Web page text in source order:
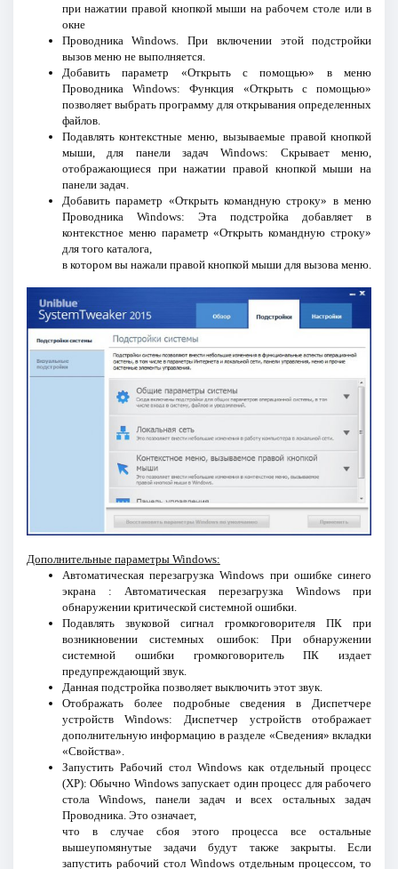
при нажатии правой кнопкой мыши на рабочем столе или в
окне
Проводника Windows. При включении этой подстройки
вызов меню не выполняется.
Добавить параметр «Открыть с помощью» в меню
Проводника Windows: Функция «Открыть с помощью»
позволяет выбрать программу для открывания определенных
файлов.
Подавлять контекстные меню, вызываемые правой кнопкой
мыши, для панели задач Windows: Скрывает меню,
отображающиеся при нажатии правой кнопкой мыши на
панели задач.
Добавить параметр «Открыть командную строку» в меню
Проводника Windows: Эта подстройка добавляет в
контекстное меню параметр «Открыть командную строку»
для того каталога,
в котором вы нажали правой кнопкой мыши для вызова меню.
Дополнительные параметры Windows:
Автоматическая перезагрузка Windows при ошибке синего
экрана : Автоматическая перезагрузка Windows при
обнаружении критической системной ошибки.
Подавлять звуковой сигнал громкоговорителя ПК при
возникновении системных ошибок: При обнаружении
системной ошибки громкоговоритель ПК издает
предупреждающий звук.
Данная подстройка позволяет выключить этот звук.
Отображать более подробные сведения в Диспетчере
устройств Windows: Диспетчер устройств отображает
дополнительную информацию в разделе «Сведения» вкладки
«Свойства».
Запустить Рабочий стол Windows как отдельный процесс
(XP): Обычно Windows запускает один процесс для рабочего
стола Windows, панели задач и всех остальных задач
Проводника. Это означает,
что в случае сбоя этого процесса все остальные
вышеупомянутые задачи будут также закрыты. Если
запустить рабочий стол Windows отдельным процессом, то